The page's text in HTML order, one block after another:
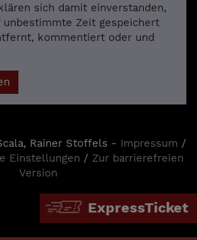
ExpressTicket
sich damit einverstanden,
unbestimmte Zeit gespeichert
kommentiert oder und
Rainer Stoffels - Impressum /
Einstellungen / Zur barrierefreien
Version